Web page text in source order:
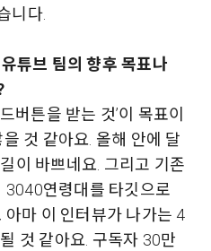
니다.
튜브 팀의 향후 목표나
버튼을 받는 것’이 목표이
것 같아요. 올해 안에 달
이 바쁘네요. 그리고 기존
연령대를 타깃으로
아마 이 인터뷰가 나가는 4
것 같아요. 구독자 30만